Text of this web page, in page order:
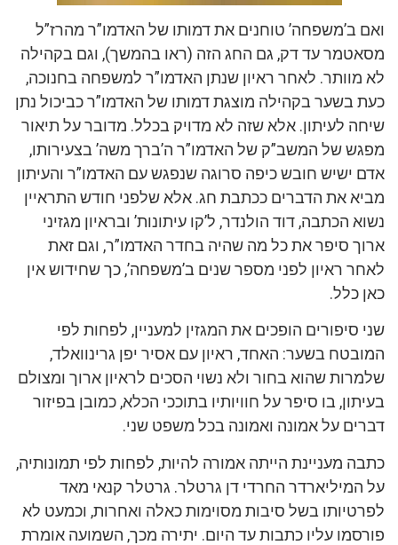
ואם ב’משפחה’ טוחנים את דמותו של האדמו”ר מהרז”ל
מסאטמר עד דק, גם החג הזה (ראו בהמשך), וגם בקהילה
לא מוותר. לאחר ראיון שנתן האדמו”ר למשפחה בחנוכה,
כעת בשער בקהילה מוצגת דמותו של האדמו”ר כביכול נתן
שיחה לעיתון. אלא שזה לא מדויק בכלל. מדובר על תיאור
מפגש של המשב”ק של האדמו”ר ה’ברך משה’ בצעירותו,
אדם ישיש חובש כיפה סרוגה שנפגש עם האדמו”ר והעיתון
מביא את הדברים ככתבת חג. אלא שלפני חודש התראיין
נשוא הכתבה, דוד הולנדר, ל’קו עיתונות’ ובראיון מגזיני
ארוך סיפר את כל מה שהיה בחדר האדמו”ר, וגם זאת
לאחר ראיון לפני מספר שנים ב’משפחה’, כך שחידוש אין
כאן כלל.
שני סיפורים הופכים את המגזין למעניין, לפחות לפי
המובטח בשער: האחד, ראיון עם אסיר יפן גרינוואלד,
שלמרות שהוא בחור ולא נשוי הסכים לראיון ארוך ומצולם
בעיתון, בו סיפר על חוויותיו בתוככי הכלא, כמובן בפיזור
דברים על אמונה ואמונה בכל משפט שני.
כתבה מעניינת הייתה אמורה להיות, לפחות לפי תמונותיה,
על המיליארדר החרדי דן גרטלר. גרטלר קנאי מאד
לפרטיותו בשל סיבות מסוימות כאלה ואחרות, וכמעט לא
פורסמו עליו כתבות עד היום. יתירה מכך, השמועה אומרת